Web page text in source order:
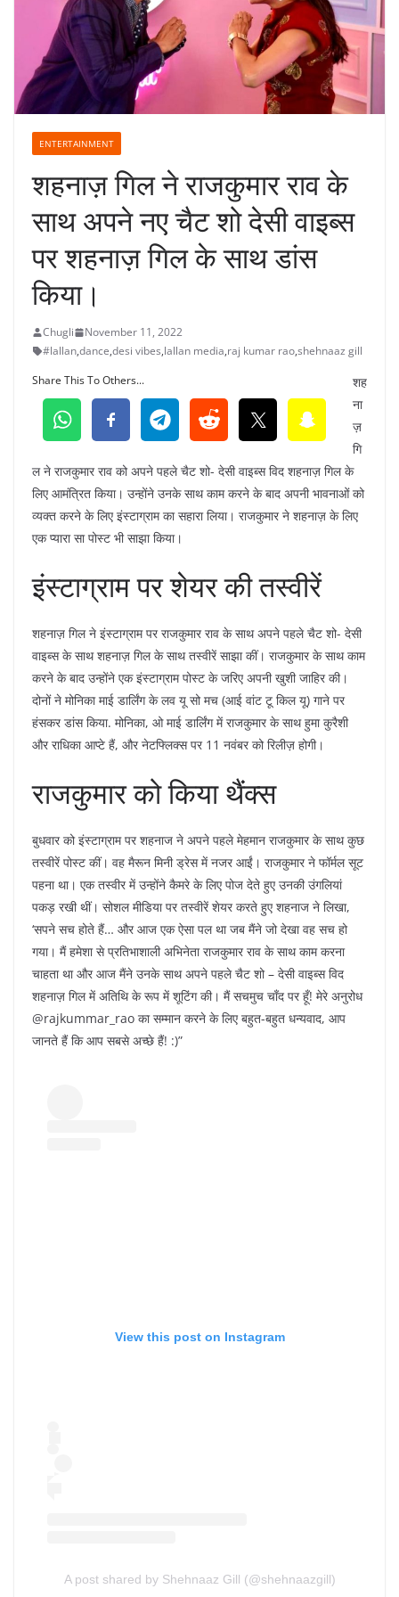
ENTERTAINMENT
शहनाज़ गिल ने राजकुमार राव के
साथ अपने नए चैट शो देसी वाइब्स
पर शहनाज़ गिल के साथ डांस
किया।
Chugli
November 11, 2022
#lallan,dance,desi vibes,lallan media,raj kumar rao,shehnaaz gill
Share This To Others...
शह
ना
ज़
गि
ल ने राजकुमार राव को अपने पहले चैट शो- देसी वाइब्स विद शहनाज़ गिल के
लिए आमंत्रित किया। उन्होंने उनके साथ काम करने के बाद अपनी भावनाओं को
व्यक्त करने के लिए इंस्टाग्राम का सहारा लिया। राजकुमार ने शहनाज़ के लिए
एक प्यारा सा पोस्ट भी साझा किया।
इंस्टाग्राम पर शेयर की तस्वीरें
शहनाज़ गिल ने इंस्टाग्राम पर राजकुमार राव के साथ अपने पहले चैट शो- देसी
वाइब्स के साथ शहनाज़ गिल के साथ तस्वीरें साझा कीं। राजकुमार के साथ काम
करने के बाद उन्होंने एक इंस्टाग्राम पोस्ट के जरिए अपनी खुशी जाहिर की।
दोनों ने मोनिका माई डार्लिंग के लव यू सो मच (आई वांट टू किल यू) गाने पर
हंसकर डांस किया. मोनिका, ओ माई डार्लिंग में राजकुमार के साथ हुमा कुरैशी
और राधिका आप्टे हैं, और नेटफ्लिक्स पर 11 नवंबर को रिलीज़ होगी।
राजकुमार को किया थैंक्स
बुधवार को इंस्टाग्राम पर शहनाज ने अपने पहले मेहमान राजकुमार के साथ कुछ
तस्वीरें पोस्ट कीं। वह मैरून मिनी ड्रेस में नजर आईं। राजकुमार ने फॉर्मल सूट
पहना था। एक तस्वीर में उन्होंने कैमरे के लिए पोज देते हुए उनकी उंगलियां
पकड़ रखी थीं। सोशल मीडिया पर तस्वीरें शेयर करते हुए शहनाज ने लिखा,
‘सपने सच होते हैं… और आज एक ऐसा पल था जब मैंने जो देखा वह सच हो
गया। मैं हमेशा से प्रतिभाशाली अभिनेता राजकुमार राव के साथ काम करना
चाहता था और आज मैंने उनके साथ अपने पहले चैट शो – देसी वाइब्स विद
शहनाज़ गिल में अतिथि के रूप में शूटिंग की। मैं सचमुच चाँद पर हूँ! मेरे अनुरोध
@rajkummar_rao का सम्मान करने के लिए बहुत-बहुत धन्यवाद, आप
जानते हैं कि आप सबसे अच्छे हैं! :)”
View this post on Instagram
A post shared by Shehnaaz Gill (@shehnaazgill)